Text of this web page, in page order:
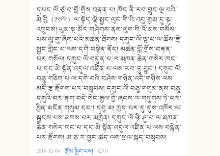
དཔང་ལོ་ཙཱ་བ་བློ་གྲོས་བརྟན་པ། ཁོང་ནི་རབ་བྱུང་ལྔ་བའི་
མེ་བྱི（༡༢༧༦）ལ་སྟོད་ལྷོ་སྤྱང་ལུང་གི་འི་འབུ་གྱམ་དུ་སྐུ་
འཁྲུངས། ཡུམ་སྔ་མོར་གཤེགས་ནས་ལུག་གི་འོ་མས་གསོས་
པས་ལུ་གུ་ཞེས་པའི་མཚན་ཐོགས། དགུང་ལོ་ལྔ་པ་ལ་ཆོས་རྗེ་
སྤྱང་གླིང་པ་ལས་དགེ་བསྙེན་ནོད། མཚན་བློ་གྲོས་བརྟན་
པར་གསོལ། དགུང་ལོ་བདུན་པ་ལ་མཁན་ཆེན་གསེར་ཁང་
པ་དང་མེ་སྟོན་འདུལ་འཛིན་པ་ལས་རབ་ཏུ་བྱུང་། དགུང་ལོ་
བཅུ་གཅིག་པ་ལ་དགེ་བའི་བཤེས་གཉེན་འདི་གཉིས་ལས་
མདོ་རྩ་རྫོགས་པར་བསླབས། དགུང་ལོ་བཅུ་གསུམ་ནས་བཅུ་
དགུའི་བར་རྟག་བདེ་སེང་རྒྱལ་གྱི་ཞབས་ལ་གཏུགས་ཏེ་ཕར་
ཕྱིན་མངོན་གསུམ་དང་། དབུ་མ། ཁྱད་པར་དུ་དུས་འཁོར་ལ་
སྦྱངས་པས་མཁས་པར་མཁྱེན། དགུང་ལོ་ཉི་ཤུ་པ་ལ་མཁན་
ཆེན་གསེར་ཁང་པ་དང་མེ་སྟོན་འདུལ་འཛིན་པ་ལས་བསྙེན་
པར་རྫོགས། ཨ་ཙ་ར་བྱུང་ཚད་ལས་ཕྲལ་སྐད་བསླབས།
2016-12-04 ·རྩོམ་སྒྲིག་པས། · 0